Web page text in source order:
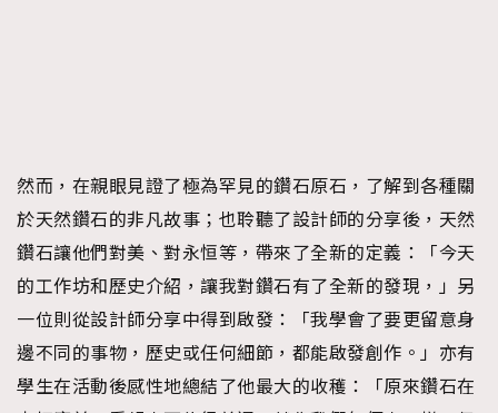
然而，在親眼見證了極為罕見的鑽石原石，了解到各種關
於天然鑽石的非凡故事；也聆聽了設計師的分享後，天然
鑽石讓他們對美、對永恒等，帶來了全新的定義：「今天
的工作坊和歷史介紹，讓我對鑽石有了全新的發現，」另
一位則從設計師分享中得到啟發：「我學會了要更留意身
邊不同的事物，歷史或任何細節，都能啟發創作。」亦有
學生在活動後感性地總結了他最大的收穫：「原來鑽石在